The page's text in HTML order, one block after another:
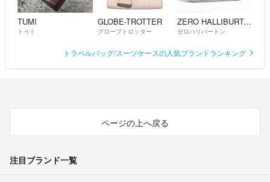
承ください。
【配送方法】
※匿名配送ではございません。
って運営されています。
https://fril.jp/ts/official/law/a363/
https://fril.jp/ts/official/law/a363/#return_policy
TUMI
トゥミ
GLOBE-TROTTER
グローブトロッター
ZERO HALLIBURTON
ゼロハリバートン
トラベルバッグ/スーツケースの人気ブランドランキング
ページの上へ戻る
注目ブランド一覧